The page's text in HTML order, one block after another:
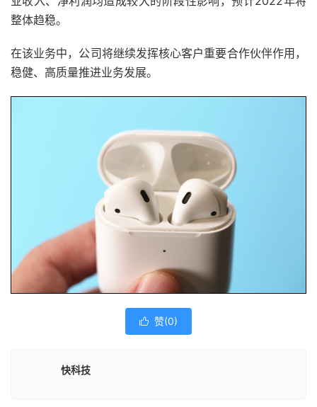
整体趋稳。
在该业务中，公司将继续发挥核心客户重要合作伙伴作用，
稳健、高质量推进业务发展。
 赞(0)
快科技